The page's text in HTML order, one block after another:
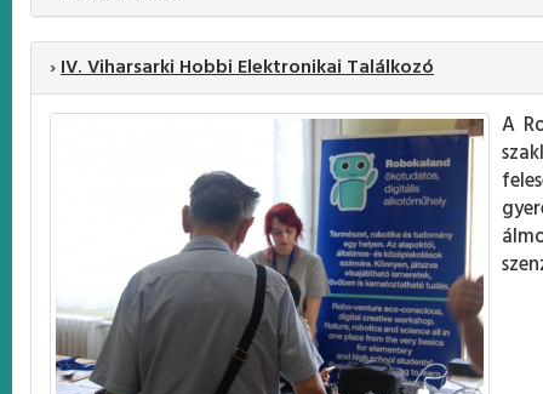
›IV. Viharsarki Hobbi Elektronikai Találkozó
A